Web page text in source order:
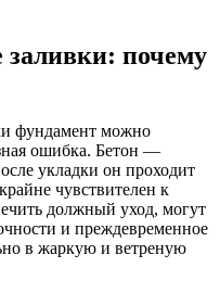
заливки: почему
фундамент можно
ошибка. Бетон —
укладки он проходит
чувствителен к
должный уход, могут
и преждевременное
в жаркую и ветреную